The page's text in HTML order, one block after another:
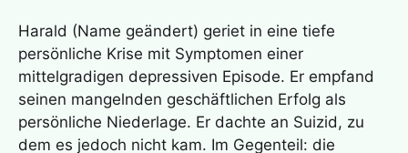
Harald (Name geändert) geriet in eine tiefe
persönliche Krise mit Symptomen einer
mittelgradigen depressiven Episode. Er empfand
seinen mangelnden geschäftlichen Erfolg als
persönliche Niederlage. Er dachte an Suizid, zu
dem es jedoch nicht kam. Im Gegenteil: die